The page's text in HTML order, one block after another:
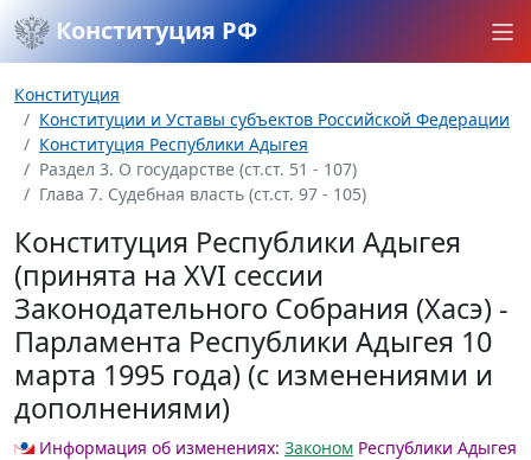
Конституция РФ
Конституция
Конституции и Уставы субъектов Российской Федерации
Конституция Республики Адыгея
Раздел 3. О государстве (ст.ст. 51 - 107)
Глава 7. Судебная власть (ст.ст. 97 - 105)
Конституция Республики Адыгея
(принята на XVI сессии
Законодательного Собрания (Хасэ) -
Парламента Республики Адыгея 10
марта 1995 года) (с изменениями и
дополнениями)
Информация об изменениях: Законом Республики Адыгея